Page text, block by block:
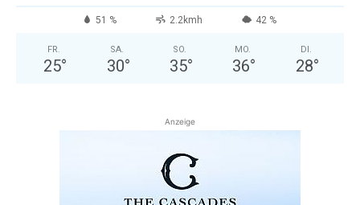
51 % 2.2kmh 42 %
FR.
25°
SA.
30°
SO.
35°
MO.
36°
DI.
28°
Anzeige